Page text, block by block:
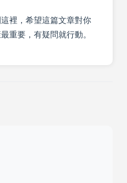
裡，希望這篇文章對你
重要，有疑問就行動。